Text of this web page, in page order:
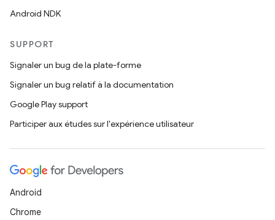
Android NDK
SUPPORT
Signaler un bug de la plate-forme
Signaler un bug relatif à la documentation
Google Play support
Participer aux études sur l'expérience utilisateur
Android
Chrome